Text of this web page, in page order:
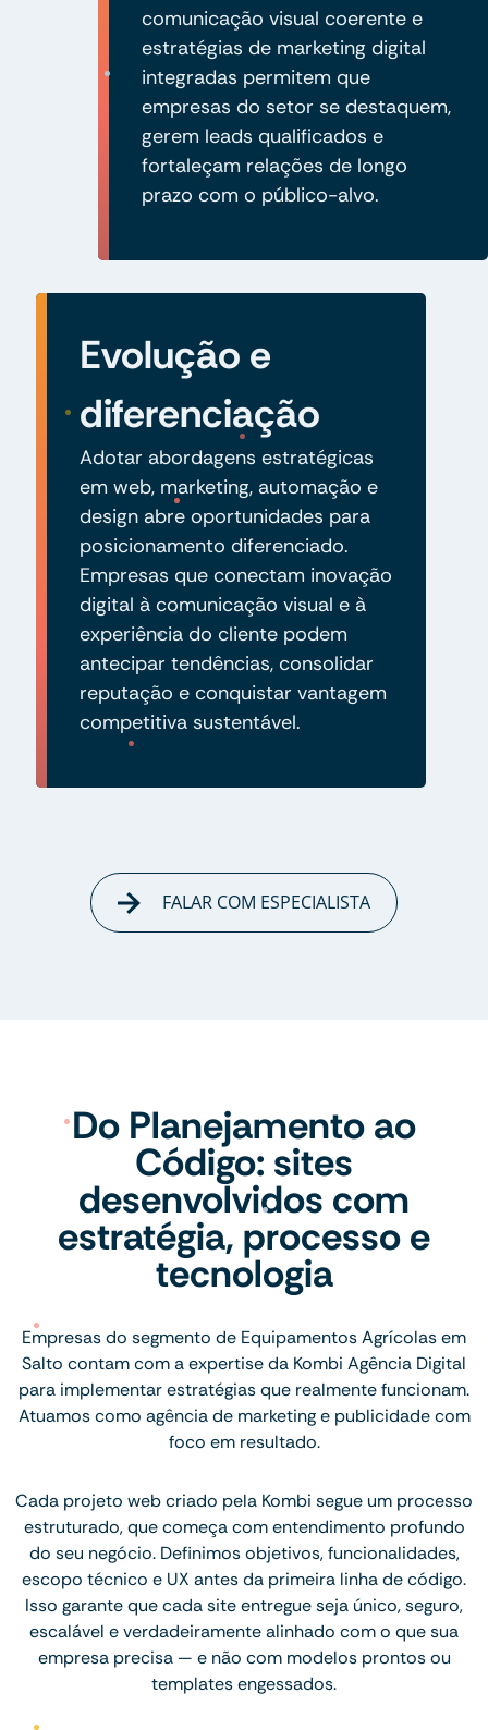
comunicação visual coerente e
estratégias de marketing digital
integradas permitem que
empresas do setor se destaquem,
gerem leads qualificados e
fortaleçam relações de longo
prazo com o público-alvo.
Evolução e
diferenciação
Adotar abordagens estratégicas
em web, marketing, automação e
design abre oportunidades para
posicionamento diferenciado.
Empresas que conectam inovação
digital à comunicação visual e à
experiência do cliente podem
antecipar tendências, consolidar
reputação e conquistar vantagem
competitiva sustentável.
FALAR COM ESPECIALISTA
Do Planejamento ao
Código: sites
desenvolvidos com
estratégia, processo e
tecnologia
Empresas do segmento de Equipamentos Agrícolas em
Salto contam com a expertise da Kombi Agência Digital
para implementar estratégias que realmente funcionam.
Atuamos como agência de marketing e publicidade com
foco em resultado.
Cada projeto web criado pela Kombi segue um processo
estruturado, que começa com entendimento profundo
do seu negócio. Definimos objetivos, funcionalidades,
escopo técnico e UX antes da primeira linha de código.
Isso garante que cada site entregue seja único, seguro,
escalável e verdadeiramente alinhado com o que sua
empresa precisa — e não com modelos prontos ou
templates engessados.